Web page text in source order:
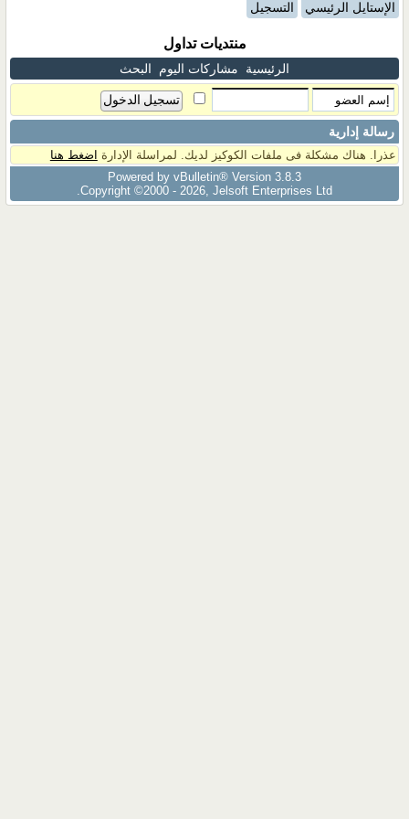
الإستايل الرئيسي التسجيل
منتديات تداول
الرئيسية مشاركات اليوم البحث
رسالة إدارية
عذرا. هناك مشكلة فى ملفات الكوكيز لديك. لمراسلة الإدارة اضغط هنا
Powered by vBulletin® Version 3.8.3
Copyright ©2000 - 2026, Jelsoft Enterprises Ltd.